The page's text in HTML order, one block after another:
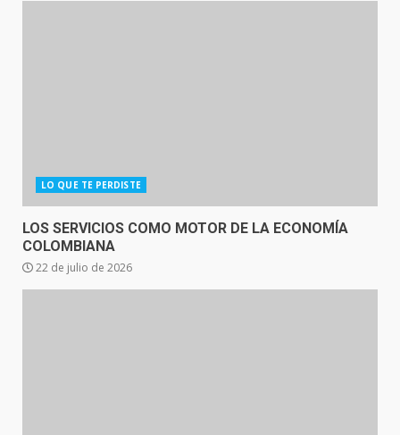
LO QUE TE PERDISTE
LOS SERVICIOS COMO MOTOR DE LA ECONOMÍA
COLOMBIANA
22 de julio de 2026